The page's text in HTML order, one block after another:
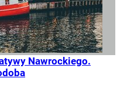
Nawrockiego.